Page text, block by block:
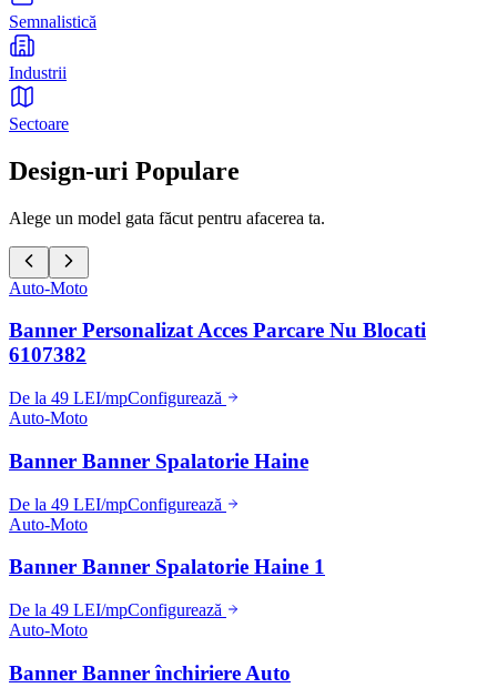
Semnalistică
Industrii
Sectoare
Design-uri Populare
Alege un model gata făcut pentru afacerea ta.
Auto-Moto
Banner Personalizat Acces Parcare Nu Blocati
6107382
De la 49 LEI/mpConfigurează
Auto-Moto
Banner Banner Spalatorie Haine
De la 49 LEI/mpConfigurează
Auto-Moto
Banner Banner Spalatorie Haine 1
De la 49 LEI/mpConfigurează
Auto-Moto
Banner Banner închiriere Auto